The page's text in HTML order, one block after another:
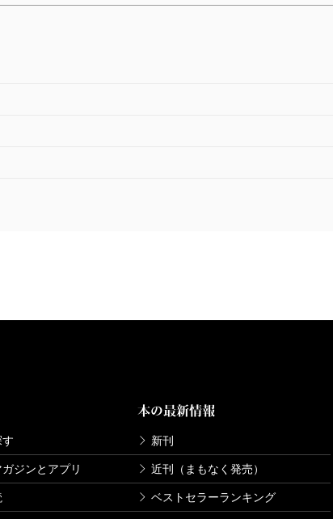
ジンとアプリ
本の最新情報
新刊
近刊（まもなく発売）
ベストセラーランキング